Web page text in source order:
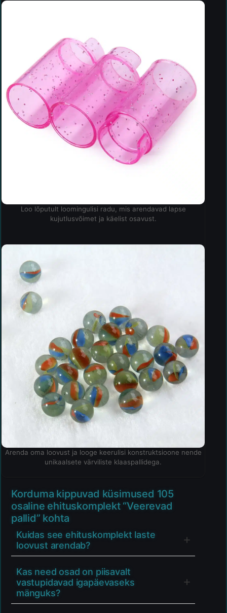
Loo lõputult loomingulisi radu, mis arendavad lapse
kujutlusvõimet ja käelist osavust.
Arenda oma loovust ja looge keerulisi konstruktsioone nende
unikaalsete värviliste klaaspallidega.
Korduma kippuvad küsimused 105
osaline ehituskomplekt “Veerevad
pallid” kohta
Kuidas see ehituskomplekt laste
loovust arendab?
Kas need osad on piisavalt
vastupidavad igapäevaseks
mänguks?